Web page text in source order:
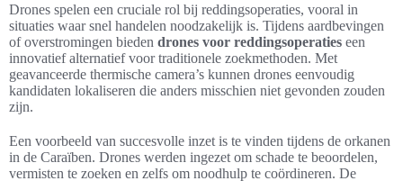
Drones spelen een cruciale rol bij reddingsoperaties, vooral in
situaties waar snel handelen noodzakelijk is. Tijdens aardbevingen
of overstromingen bieden drones voor reddingsoperaties een
innovatief alternatief voor traditionele zoekmethoden. Met
geavanceerde thermische camera’s kunnen drones eenvoudig
kandidaten lokaliseren die anders misschien niet gevonden zouden
zijn.
Een voorbeeld van succesvolle inzet is te vinden tijdens de orkanen
in de Caraïben. Drones werden ingezet om schade te beoordelen,
vermisten te zoeken en zelfs om noodhulp te coördineren. De